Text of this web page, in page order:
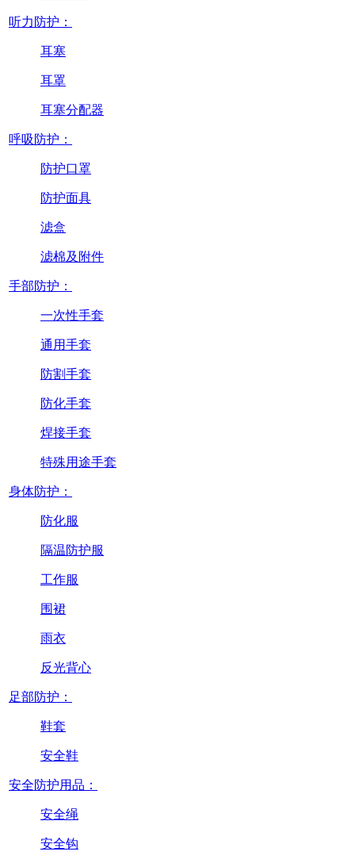
听力防护：
耳塞
耳罩
耳塞分配器
呼吸防护：
防护口罩
防护面具
滤盒
滤棉及附件
手部防护：
一次性手套
通用手套
防割手套
防化手套
焊接手套
特殊用途手套
身体防护：
防化服
隔温防护服
工作服
围裙
雨衣
反光背心
足部防护：
鞋套
安全鞋
安全防护用品：
安全绳
安全钩